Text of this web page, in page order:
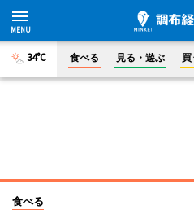
34°C 食べる 見る・遊ぶ 買
食べる